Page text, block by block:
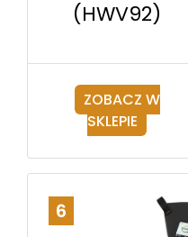
(HWV92)
ZOBACZ W
SKLEPIE
6